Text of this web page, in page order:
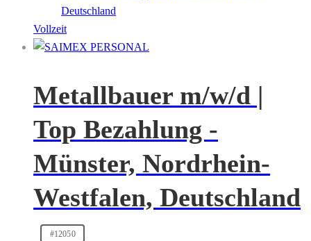
Deutschland
Vollzeit
Metallbauer m/w/d |
Top Bezahlung -
Münster, Nordrhein-
Westfalen, Deutschland
#12050